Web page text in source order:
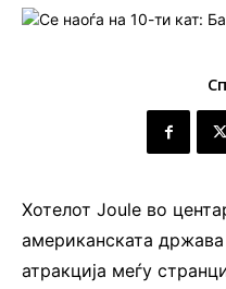
Хотелот Joule во
американската
атракција меѓу